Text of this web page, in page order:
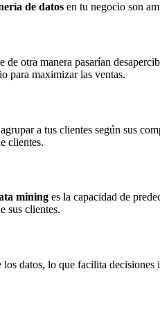
de datos en tu negocio son
otra manera pasarían
para maximizar las ventas.
a tus clientes según sus
clientes.
mining es la capacidad de
sus clientes.
datos, lo que facilita